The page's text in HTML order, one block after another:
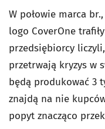
W połowie marca
logo CoverOne
przedsiębiorcy
przetrwają kryzys w
będą produkować 3
znajdą na nie
popyt znacząco